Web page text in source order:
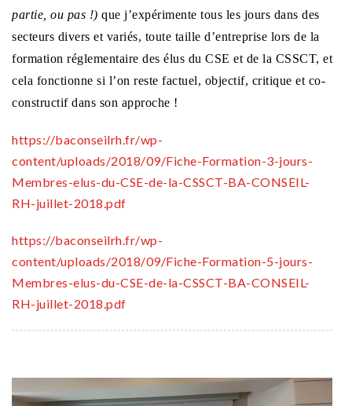
partie, ou pas !) que j’expérimente tous les jours dans des
secteurs divers et variés, toute taille d’entreprise lors de la
formation réglementaire des élus du CSE et de la CSSCT, et
cela fonctionne si l’on reste factuel, objectif, critique et co-
constructif dans son approche !
https://baconseilrh.fr/wp-
content/uploads/2018/09/Fiche-Formation-3-jours-
Membres-elus-du-CSE-de-la-CSSCT-BA-CONSEIL-
RH-juillet-2018.pdf
https://baconseilrh.fr/wp-
content/uploads/2018/09/Fiche-Formation-5-jours-
Membres-elus-du-CSE-de-la-CSSCT-BA-CONSEIL-
RH-juillet-2018.pdf